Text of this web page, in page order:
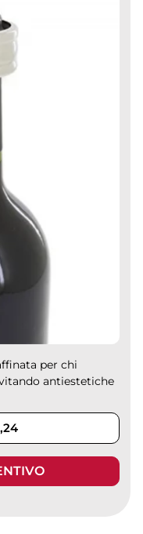
per chi
antiestetiche